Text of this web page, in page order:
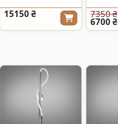
15150 ₴ 7350 ₴
6700 ₴